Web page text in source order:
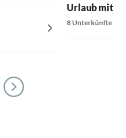
Urlaub mit
8 Unterkünfte